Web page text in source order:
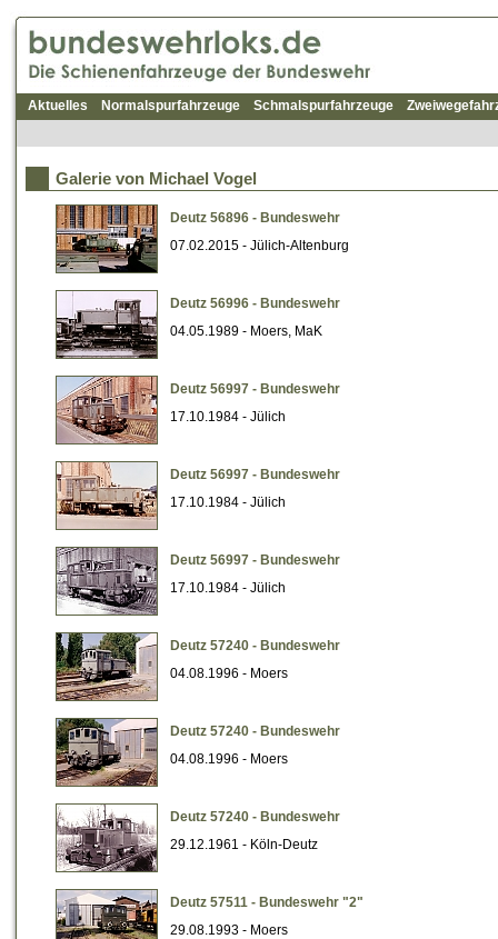
Aktuelles Normalspurfahrzeuge Schmalspurfahrzeuge
Galerie von Michael Vogel
Deutz 56896 - Bundeswehr
07.02.2015 - Jülich-Altenburg
Deutz 56996 - Bundeswehr
04.05.1989 - Moers, MaK
Deutz 56997 - Bundeswehr
17.10.1984 - Jülich
Deutz 56997 - Bundeswehr
17.10.1984 - Jülich
Deutz 56997 - Bundeswehr
17.10.1984 - Jülich
Deutz 57240 - Bundeswehr
04.08.1996 - Moers
Deutz 57240 - Bundeswehr
04.08.1996 - Moers
Deutz 57240 - Bundeswehr
29.12.1961 - Köln-Deutz
Deutz 57511 - Bundeswehr "2"
29.08.1993 - Moers